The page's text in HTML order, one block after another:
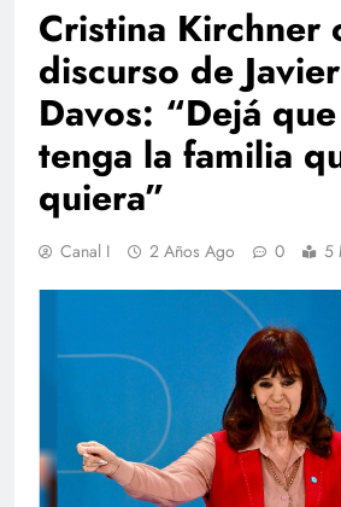
Cristina Kirchner
discurso de
Davos: “Dejá
tenga la familia
quiera”
Canal I 2 Años Ago 0 5